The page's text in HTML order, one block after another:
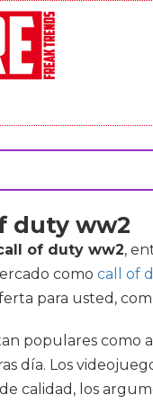
duty ww2
of duty ww2,
como call of
para usted,
populares
día. Los
calidad, los